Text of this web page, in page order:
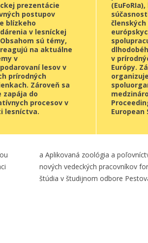
prezentácie
postupov
blízkeho
v lesníckej
sú témy,
na aktuálne
v
lesov v
prírodných
Zároveň sa
zapája do
procesov v
lesníctva.
v
Európy.
European
a Aplikovaná zoológia a
nových vedeckých pracovníkov
štúdia v študijnom odbore